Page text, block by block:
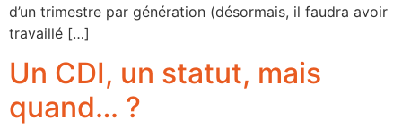
d’un trimestre par génération (désormais, il faudra avoir
travaillé […]
Un CDI, un statut, mais
quand… ?